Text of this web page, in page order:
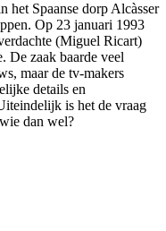
het Spaanse dorp Alcàsser
Op 23 januari 1993
(Miguel Ricart)
De zaak baarde veel
maar de tv-makers
details en
is het de vraag
dan wel?